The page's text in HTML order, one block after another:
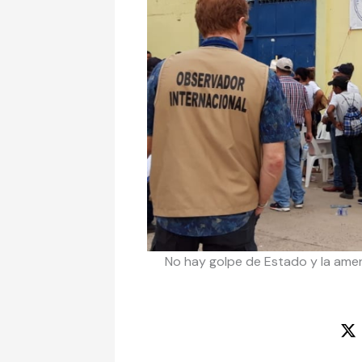
No hay golpe de Estado y la